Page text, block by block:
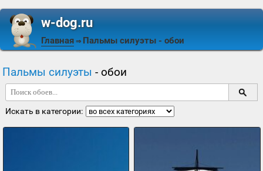
w-dog.ru
Главная ⇒ Пальмы силуэты - обои
Пальмы силуэты - обои
Искать в категории: